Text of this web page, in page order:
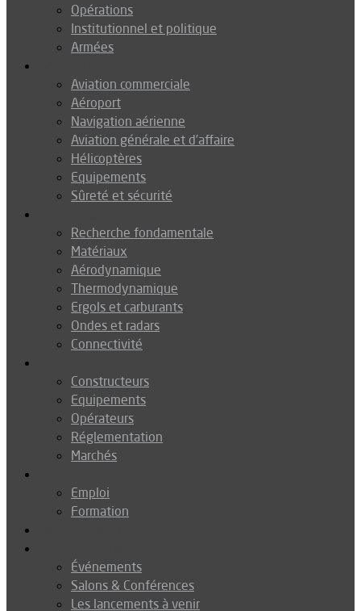
Opérations
Institutionnel et politique
Armées
Aviation commerciale
Aéroport
Navigation aérienne
Aviation générale et d’affaire
Hélicoptères
Equipements
Sûreté et sécurité
Recherche fondamentale
Matériaux
Aérodynamique
Thermodynamique
Ergols et carburants
Ondes et radars
Connectivité
Constructeurs
Equipements
Opérateurs
Réglementation
Marchés
Emploi
Formation
Événements
Salons & Conférences
Les lancements à venir